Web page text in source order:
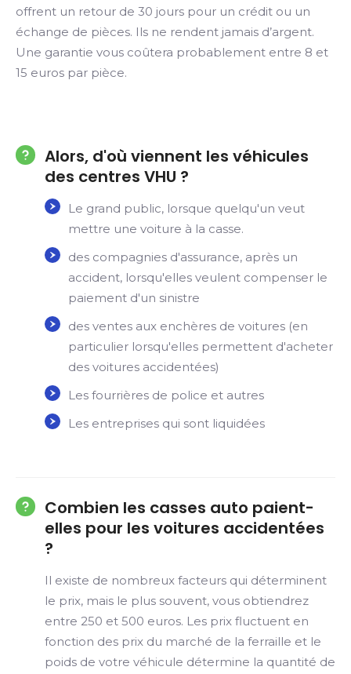
offrent un retour de 30 jours pour un crédit ou un
échange de pièces. Ils ne rendent jamais d’argent.
Une garantie vous coûtera probablement entre 8 et
15 euros par pièce.
Alors, d'où viennent les véhicules
des centres VHU ?
Le grand public, lorsque quelqu'un veut
mettre une voiture à la casse.
des compagnies d'assurance, après un
accident, lorsqu'elles veulent compenser le
paiement d'un sinistre
des ventes aux enchères de voitures (en
particulier lorsqu'elles permettent d'acheter
des voitures accidentées)
Les fourrières de police et autres
Les entreprises qui sont liquidées
Combien les casses auto paient-
elles pour les voitures accidentées
?
Il existe de nombreux facteurs qui déterminent
le prix, mais le plus souvent, vous obtiendrez
entre 250 et 500 euros. Les prix fluctuent en
fonction des prix du marché de la ferraille et le
poids de votre véhicule détermine la quantité de